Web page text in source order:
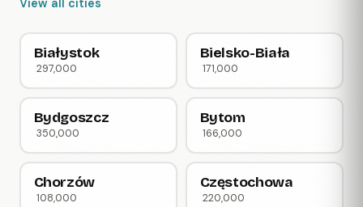
View all cities
Białystok
297,000
Bielsko-Biała
171,000
Bydgoszcz
350,000
Bytom
166,000
Chorzów
108,000
Częstochowa
220,000